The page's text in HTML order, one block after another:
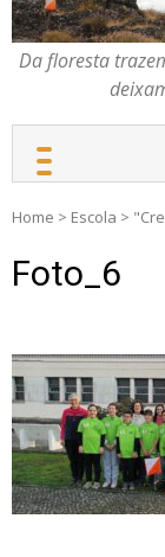
Da floresta
Home > Escola >
Foto_6